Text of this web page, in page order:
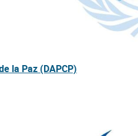
la Paz (DAPCP)